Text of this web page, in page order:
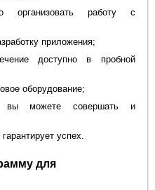
организовать работу с
приложения;
доступно в пробной
оборудование;
можете совершать и
успех.
для